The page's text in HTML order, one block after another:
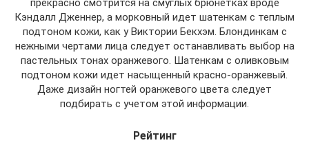
прекрасно смотрится на смуглых брюнетках вроде
Кэндалл Дженнер, а морковный идет шатенкам с теплым
подтоном кожи, как у Виктории Бекхэм. Блондинкам с
нежными чертами лица следует останавливать выбор на
пастельных тонах оранжевого. Шатенкам с оливковым
подтоном кожи идет насыщенный красно-оранжевый.
Даже дизайн ногтей оранжевого цвета следует
подбирать с учетом этой информации.
Рейтинг